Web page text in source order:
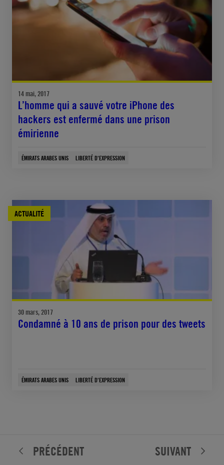
14 mai, 2017
L’homme qui a sauvé votre iPhone des
hackers est enfermé dans une prison
émirienne
ÉMIRATS ARABES UNIS LIBERTÉ D'EXPRESSION
ACTUALITÉ
30 mars, 2017
Condamné à 10 ans de prison pour des tweets
ÉMIRATS ARABES UNIS LIBERTÉ D'EXPRESSION
PRÉCÉDENT SUIVANT